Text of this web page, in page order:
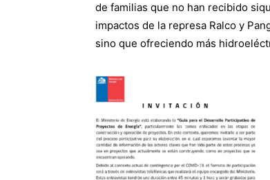
de familias que no han recibido
impactos de la represa Ralco y
sino que ofreciendo más